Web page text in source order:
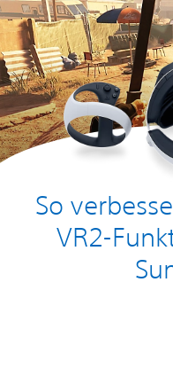
So
VR2-